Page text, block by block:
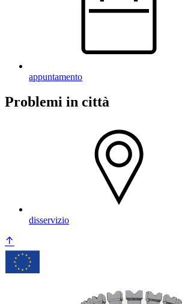
appuntamento
Problemi in città
disservizio